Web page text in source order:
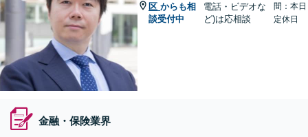
区 からも相
談受付中
電話・ビデオな
ど)は応相談
間：本日
定休日
金融・保険業界